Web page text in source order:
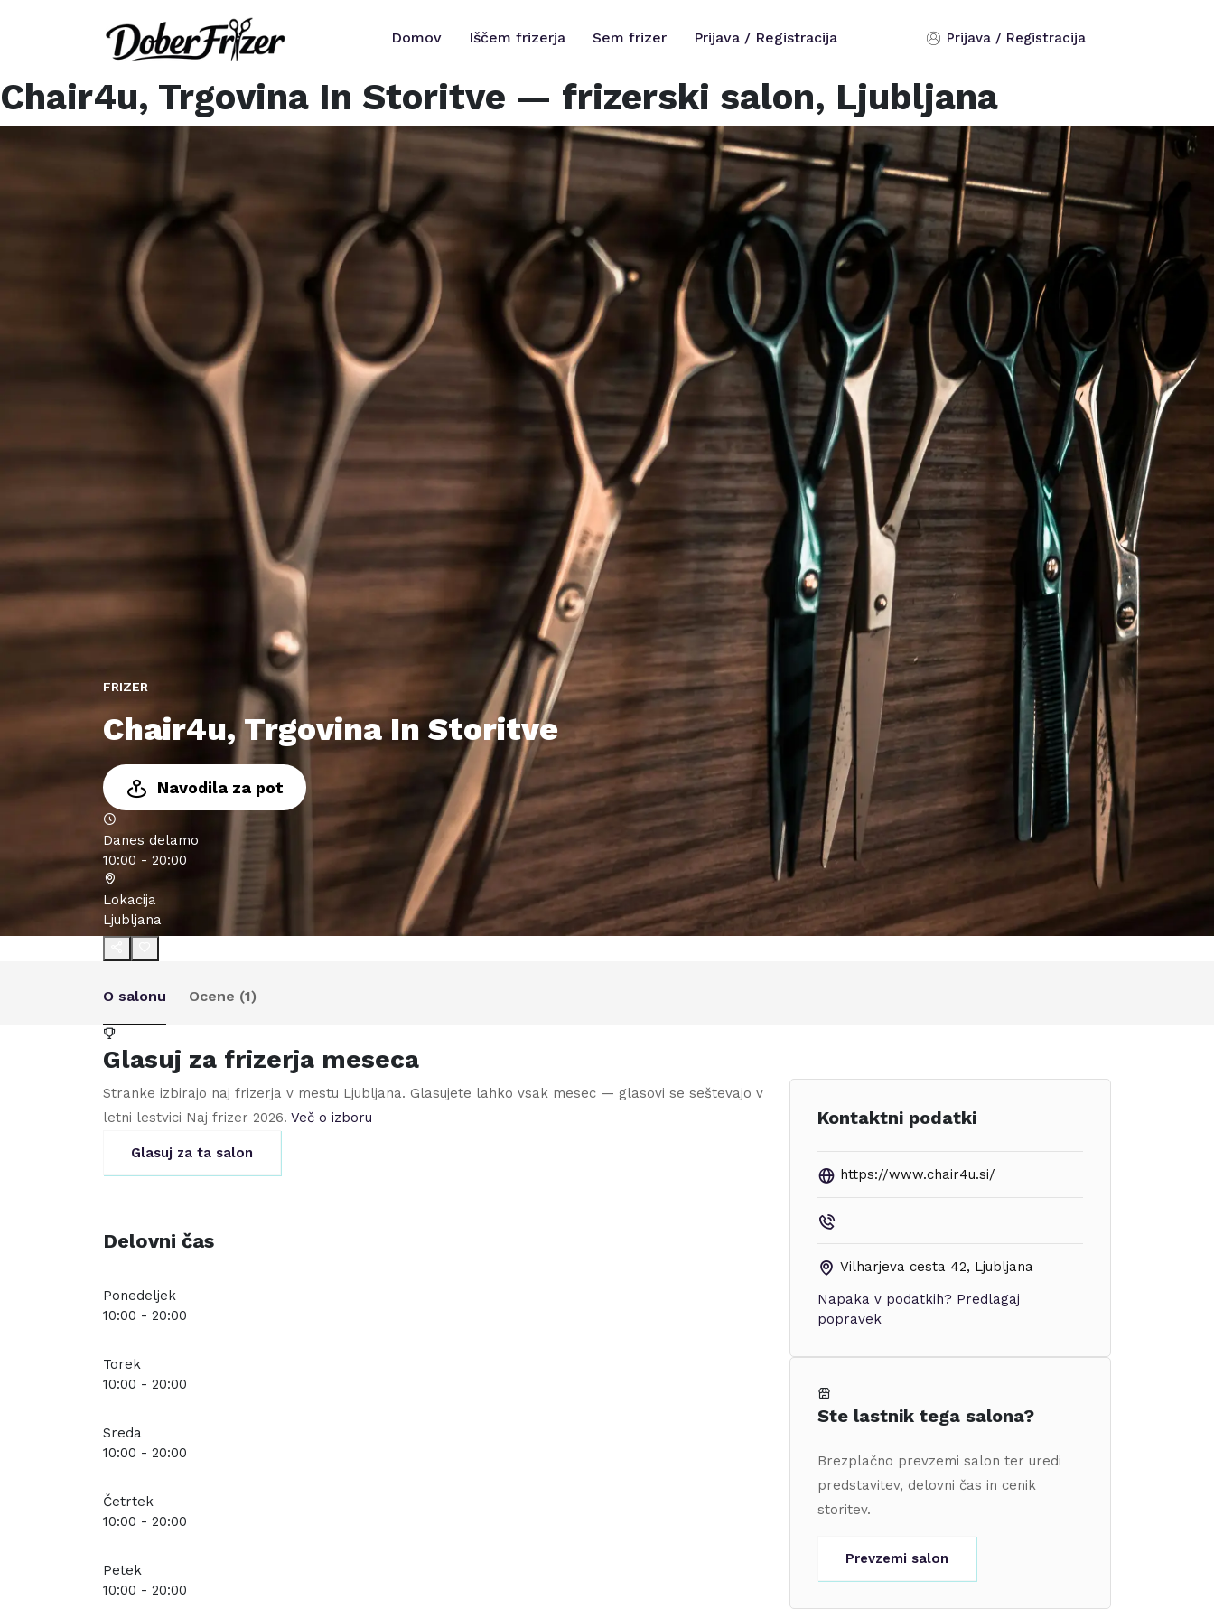
Domov Iščem frizerja Sem frizer Prijava / Registracija Prijava / Registracija
Chair4u, Trgovina In Storitve — frizerski salon, Ljubljana
FRIZER
Chair4u, Trgovina In Storitve
Navodila za pot
Danes delamo
10:00 - 20:00
Lokacija
Ljubljana
O salonu Ocene (1)
Glasuj za frizerja meseca
Stranke izbirajo naj frizerja v mestu Ljubljana. Glasujete lahko vsak mesec — glasovi se seštevajo v
letni lestvici Naj frizer 2026. Več o izboru
Glasuj za ta salon
Delovni čas
Ponedeljek
10:00 - 20:00
Torek
10:00 - 20:00
Sreda
10:00 - 20:00
Četrtek
10:00 - 20:00
Petek
10:00 - 20:00
Kontaktni podatki
https://www.chair4u.si/
Vilharjeva cesta 42, Ljubljana
Napaka v podatkih? Predlagaj
popravek
Ste lastnik tega salona?
Brezplačno prevzemi salon ter uredi
predstavitev, delovni čas in cenik
storitev.
Prevzemi salon